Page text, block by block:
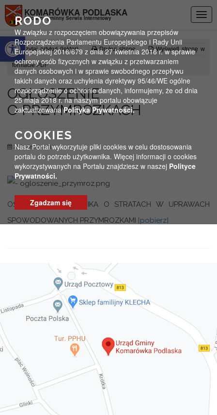
Otwórz pasek narzędzi
KOMARÓWKA PODLASKA
Oficjalny gminny Serwis Internetowy
Czytaj artykuł (lektor) Drukuj stronę Wyświetl stronę w
formacie PDF
OGŁOSZENIE
O PRZYMROZKACH
28 kwietnia 2017
OŚWIADCZENIE ROLNIKA O STRATACH W UPRAWACH
SPOWODOWANYCH PRZYMROZKAMI [pobierz]
RODO
W związku z rozpoczęciem obowiązywania przepisów
Rozporządzenia Parlamentu Europejskiego i Rady Unii
Europejskiej 2016/679 z dnia 27 kwietnia 2016 r. w sprawie
ochrony osób fizycznych w związku z przetwarzaniem
danych osobowych i w sprawie swobodnego przepływu
takich danych oraz uchylenia dyrektywy 95/46/WE ogólne
rozporządzenie o ochronie danych, informujemy, że od dnia
25 maja 2018 r. na naszym portalu obowiązuje
zaktualizowanaPolityka Prywatności.
COOKIES
Nasz Portal wykorzytuje pliki cookies w celu dostosowania
portalu do potrzeb użytkownika. Więcej informacji o cookies
wykorzystywanych na Portalu znajdziesz w naszej Polityce
Prywatności.
Zgadzam się